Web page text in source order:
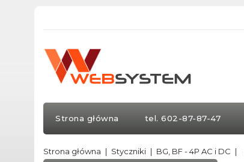
Strona główna tel. 602-87-87-47
Strona główna Styczniki BG, BF - 4P AC i DC